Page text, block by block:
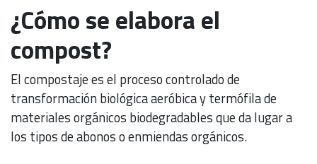
¿Cómo se elabora el
compost?
El compostaje es el proceso controlado de
transformación biológica aeróbica y termófila de
materiales orgánicos biodegradables que da lugar a
los tipos de abonos o enmiendas orgánicos.